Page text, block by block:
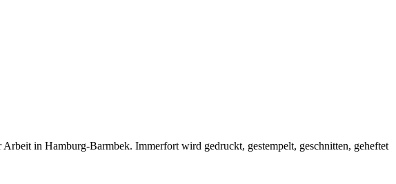
in Hamburg-Barmbek. Immerfort wird gedruckt, gestempelt, geschnitten, geheftet